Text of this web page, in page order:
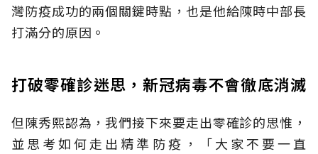
灣防疫成功的兩個關鍵時點，也是他給陳時中部長
打滿分的原因。
打破零確診迷思，新冠病毒不會徹底消滅
但陳秀熙認為，我們接下來要走出零確診的思惟，
並思考如何走出精準防疫，「大家不要一直